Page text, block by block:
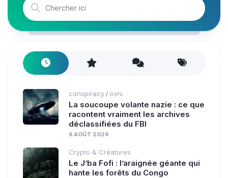
conspiracy / ovni
La soucoupe volante nazie : ce que
racontent vraiment les archives
déclassifiées du FBI
6 AOÛT 2026
Crypto & Créatures
Le J’ba Fofi : l’araignée géante qui
hante les forêts du Congo